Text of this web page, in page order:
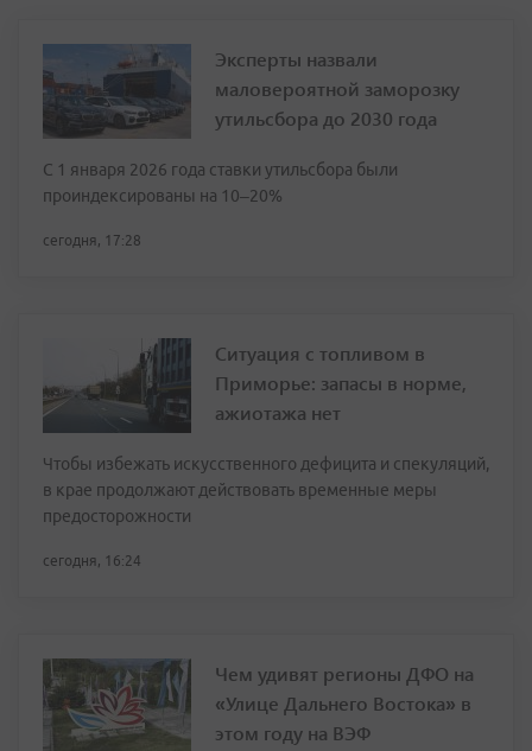
Эксперты назвали
маловероятной заморозку
утильсбора до 2030 года
С 1 января 2026 года ставки утильсбора были
проиндексированы на 10–20%
сегодня, 17:28
Ситуация с топливом в
Приморье: запасы в норме,
ажиотажа нет
Чтобы избежать искусственного дефицита и спекуляций,
в крае продолжают действовать временные меры
предосторожности
сегодня, 16:24
Чем удивят регионы ДФО на
«Улице Дальнего Востока» в
этом году на ВЭФ